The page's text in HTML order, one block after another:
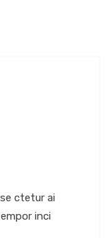
ctetur ai
inci